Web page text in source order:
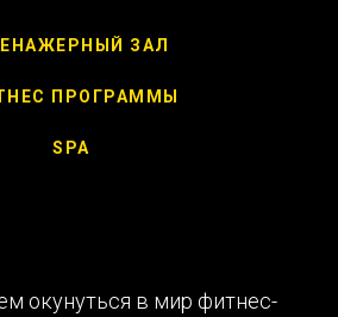
ЗАЛ
ПРОГРАММЫ
SPA
окунуться в мир фитнес-